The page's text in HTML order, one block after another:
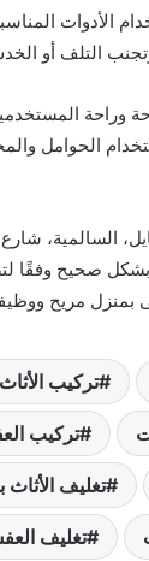
الأدوات
التلف أو
وراحة
الحوامل
السالمية،
بشكل صحيح
بمنزل مريح
تركيب
تركيب
تغليف
تغليف